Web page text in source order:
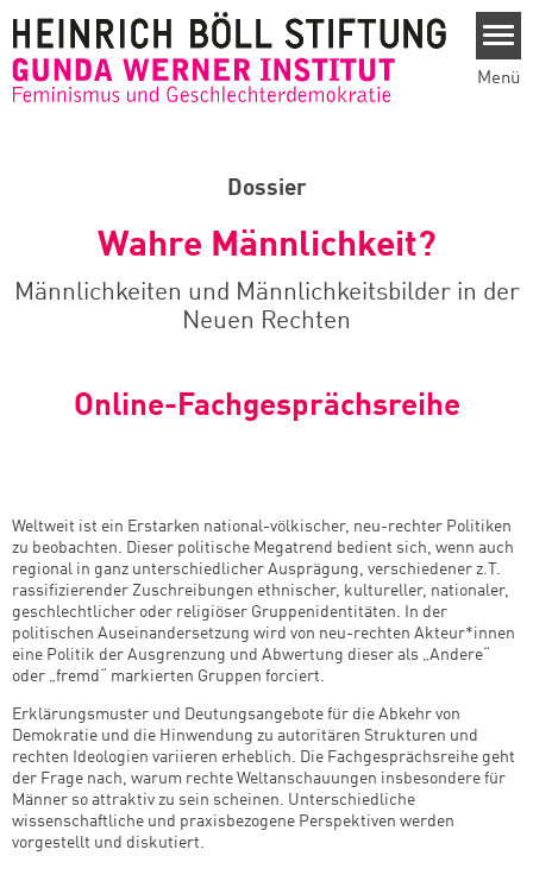
Menü
Dossier
Wahre Männlichkeit?
Männlichkeiten und Männlichkeitsbilder in der
Neuen Rechten
Online-Fachgesprächsreihe
Weltweit ist ein Erstarken national-völkischer, neu-rechter Politiken
zu beobachten. Dieser politische Megatrend bedient sich, wenn auch
regional in ganz unterschiedlicher Ausprägung, verschiedener z.T.
rassifizierender Zuschreibungen ethnischer, kultureller, nationaler,
geschlechtlicher oder religiöser Gruppenidentitäten. In der
politischen Auseinandersetzung wird von neu-rechten Akteur*innen
eine Politik der Ausgrenzung und Abwertung dieser als „Andere“
oder „fremd“ markierten Gruppen forciert.
Erklärungsmuster und Deutungsangebote für die Abkehr von
Demokratie und die Hinwendung zu autoritären Strukturen und
rechten Ideologien variieren erheblich. Die Fachgesprächsreihe geht
der Frage nach, warum rechte Weltanschauungen insbesondere für
Männer so attraktiv zu sein scheinen. Unterschiedliche
wissenschaftliche und praxisbezogene Perspektiven werden
vorgestellt und diskutiert.